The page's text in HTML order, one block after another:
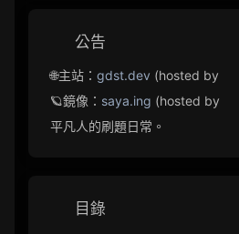
和})-\text{挑選總顆數}
公告
🌐主站： gdst.dev (hosted by
🪐鏡像： saya.ing (hosted by
平凡人的刷題日常。
目錄